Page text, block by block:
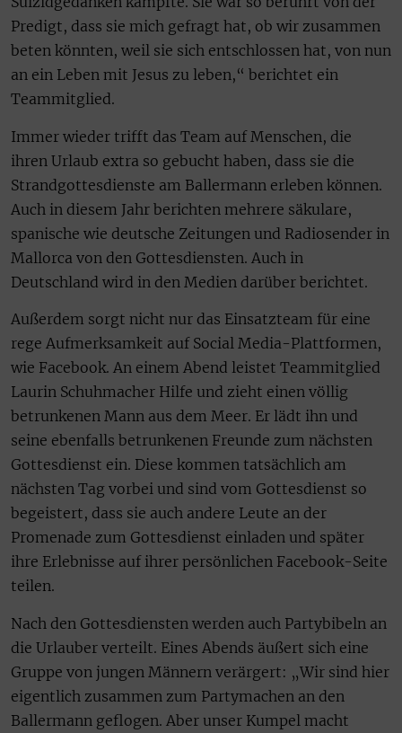
Predigt, dass sie mich gefragt hat, ob wir zusammen
beten könnten, weil sie sich entschlossen hat, von nun
an ein Leben mit Jesus zu leben,“ berichtet ein
Teammitglied.
Immer wieder trifft das Team auf Menschen, die
ihren Urlaub extra so gebucht haben, dass sie die
Strandgottesdienste am Ballermann erleben können.
Auch in diesem Jahr berichten mehrere säkulare,
spanische wie deutsche Zeitungen und Radiosender in
Mallorca von den Gottesdiensten. Auch in
Deutschland wird in den Medien darüber berichtet.
Außerdem sorgt nicht nur das Einsatzteam für eine
rege Aufmerksamkeit auf Social Media-Plattformen,
wie Facebook. An einem Abend leistet Teammitglied
Laurin Schuhmacher Hilfe und zieht einen völlig
betrunkenen Mann aus dem Meer. Er lädt ihn und
seine ebenfalls betrunkenen Freunde zum nächsten
Gottesdienst ein. Diese kommen tatsächlich am
nächsten Tag vorbei und sind vom Gottesdienst so
begeistert, dass sie auch andere Leute an der
Promenade zum Gottesdienst einladen und später
ihre Erlebnisse auf ihrer persönlichen Facebook-Seite
teilen.
Nach den Gottesdiensten werden auch Partybibeln an
die Urlauber verteilt. Eines Abends äußert sich eine
Gruppe von jungen Männern verärgert: „Wir sind hier
eigentlich zusammen zum Partymachen an den
Ballermann geflogen. Aber unser Kumpel macht